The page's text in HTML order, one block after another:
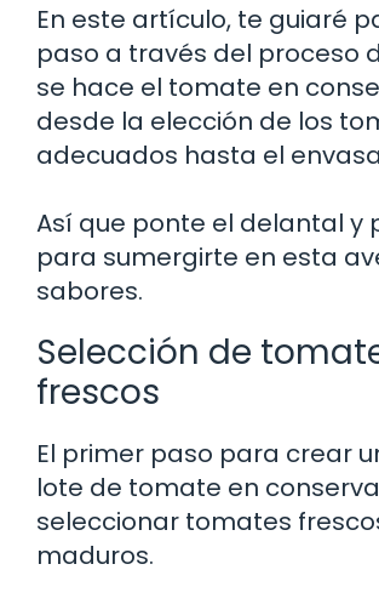
En este artículo, te guiaré
paso a través del proceso
se hace el tomate en
desde la elección de los
adecuados hasta el
Así que ponte el delantal y
para sumergirte en esta
sabores.
Selección de
frescos
El primer paso para crear
lote de tomate en
seleccionar tomates
maduros.